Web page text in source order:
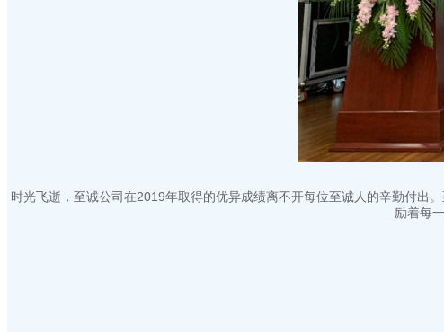
时光飞逝，至诚公司在2019年取得的优异成绩离不开每位至诚人的辛勤付出
励着每